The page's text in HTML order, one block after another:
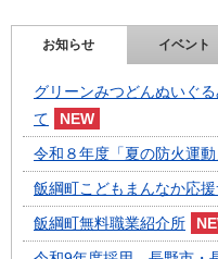
お知らせ イベント
グリーンみつどんぬいぐ
て
令和８年度「夏の防火運
飯綱町こどもまんなか応
飯綱町無料職業紹介所